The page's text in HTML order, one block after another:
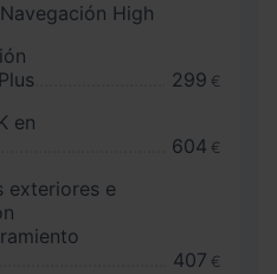
High
299 €
en
604 €
exteriores e
407 €